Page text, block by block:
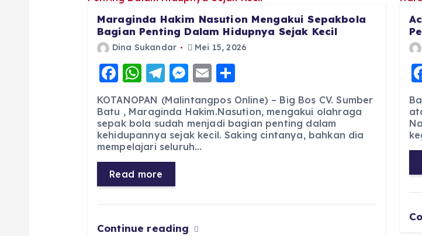
Maraginda Hakim Nasution Mengakui Sepakbola
Bagian Penting Dalam Hidupnya Sejak Kecil
Dina Sukandar Mei 15, 2026
F
a
c
e
b
o
o
k
W
h
a
ts
A
p
p
T
el
e
g
r
a
m
M
e
ss
e
n
E
m
ai
l
h
a
re
KOTANOPAN (Malintangpos Online) – Big Bos CV. Sumber
Batu , Maraginda Hakim.Nasution, mengakui olahraga
sepak bola sudah menjadi bagian penting dalam
kehidupannya sejak kecil. Saking cintanya, bahkan dia
mempelajari seluruh…
Read more
Continue reading